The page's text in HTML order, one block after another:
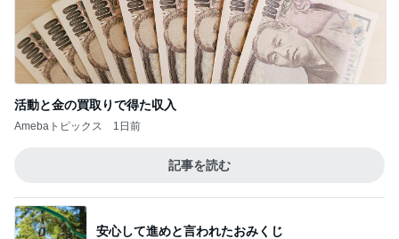
活動と金の買取りで得た収入
Amebaトピックス 1日前
記事を読む
Amebaトピックス 1日前
色々試して一番合った韓国コスメ